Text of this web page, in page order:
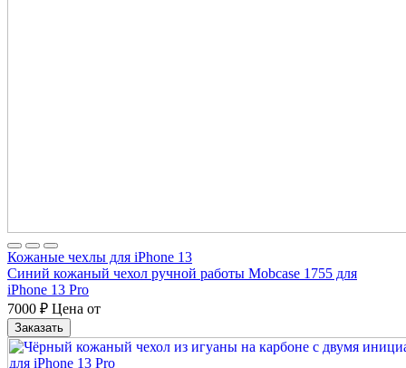
Кожаные чехлы для iPhone 13
Синий кожаный чехол ручной работы Mobcase 1755 для
iPhone 13 Pro
7000 ₽ Цена от
Заказать